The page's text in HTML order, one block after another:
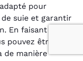
pour
suie et garantir
En faisant
pouvez être sûr
de manière